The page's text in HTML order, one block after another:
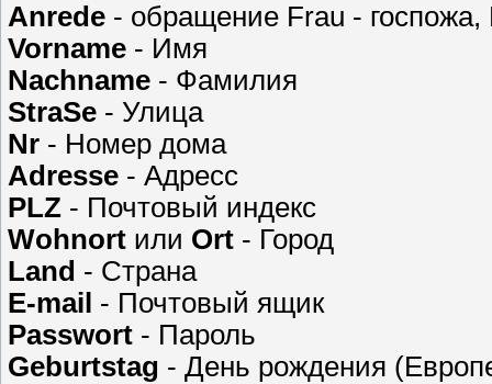
Anrede - обращение Frau - госпожа,
Vorname - Имя
Nachname - Фамилия
StraSe - Улица
Nr - Номер дома
Adresse - Адресс
PLZ - Почтовый индекс
Wohnort или Ort - Город
Land - Страна
E-mail - Почтовый ящик
Passwort - Пароль
Geburtstag - День рождения